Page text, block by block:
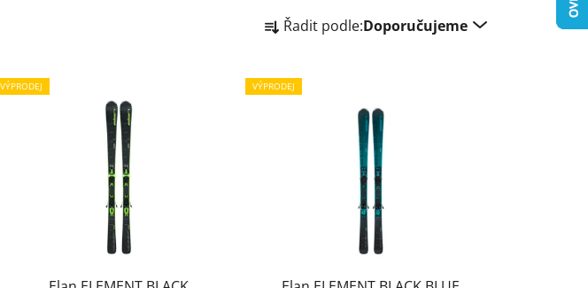
a
e
n
Řadit podle:Doporučujeme
VÝPRODEJ VÝPRODEJ